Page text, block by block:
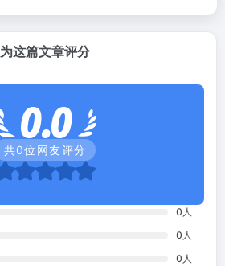
为这篇文章评分
0.0
共0位网友评分
0 人
0 人
0 人